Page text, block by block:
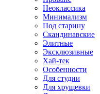
Неоклассика
Минимализм
Под старину
Скандинавские
Элитные
Эксклюзивные
Хай-тек
Особенности
Для студии
Для хрущевки